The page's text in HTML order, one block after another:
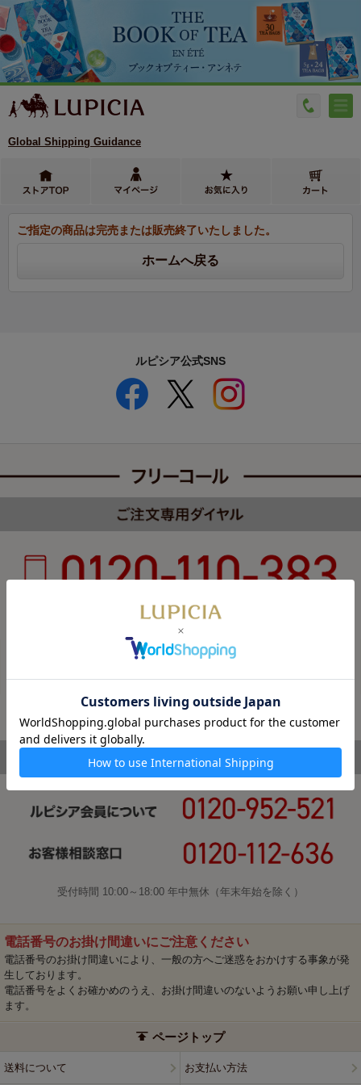
Global Shipping Guidance
ご指定の商品は完売または販売終了いたしました。
ルピシア公式SNS
カスタマーハラスメントについて
受付時間 10:00～18:00 年中無休（年末年始を除く）
電話番号のお掛け間違いにご注意ください
電話番号のお掛け間違いにより、一般の方へご迷惑をおかけする事象が発
生しております。
電話番号をよくお確かめのうえ、お掛け間違いのないようお願い申し上げ
ます。
ページトップ
送料について お支払い方法